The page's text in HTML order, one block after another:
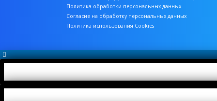
Политика обработки персональных данных
Согласие на обработку персональных данных
Политика использования Cookies